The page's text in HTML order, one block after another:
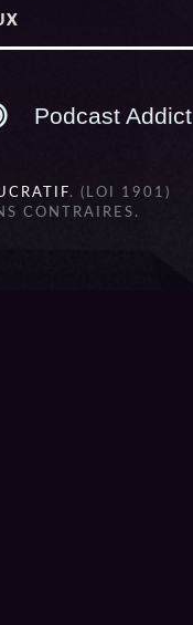
Podcast Addict
. (LOI 1901)
CONTRAIRES.